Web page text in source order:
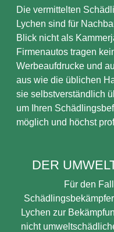
Die vermittelten
Lychen sind für
Blick nicht als
Firmenautos tragen
Werbeaufdrucke und
aus wie die üblichen
sie selbstverständlich
um Ihren
möglich und höchst
DER
Für den
Lychen zur
nicht